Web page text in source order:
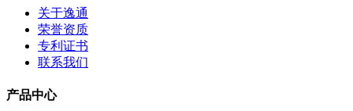
关于逸通
荣誉资质
专利证书
联系我们
产品中心